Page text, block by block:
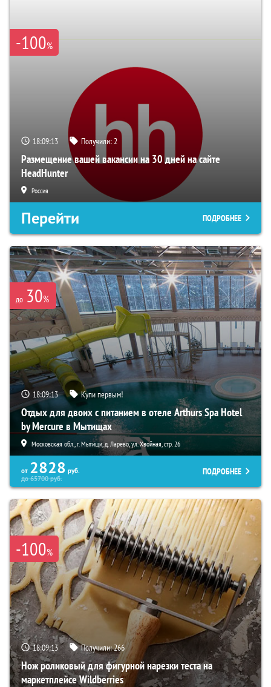
-100%
18:09:12 Получили:2
Размещение вашей вакансии на 30 дней на сайте
HeadHunter
Россия
Перейти ПОДРОБНЕЕ
до 30%
18:09:12 Купи первым!
Отдых для двоих с питанием в отеле Arthurs Spa Hotel
by Mercure в Мытищах
Московская обл., г. Мытищи, д. Ларево, ул. Хвойная, стр. 26
от 2828 руб.
до65700руб.
ПОДРОБНЕЕ
-100%
18:09:12 Получили:266
Нож роликовый для фигурной нарезки теста на
маркетплейсе Wildberries